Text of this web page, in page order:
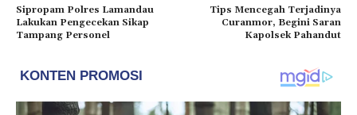
Sipropam Polres Lamandau
Lakukan Pengecekan Sikap
Tampang Personel
Tips Mencegah Terjadinya
Curanmor, Begini Saran
Kapolsek Pahandut